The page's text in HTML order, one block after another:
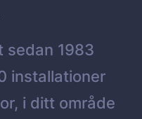
sedan 1983
installationer
i ditt område